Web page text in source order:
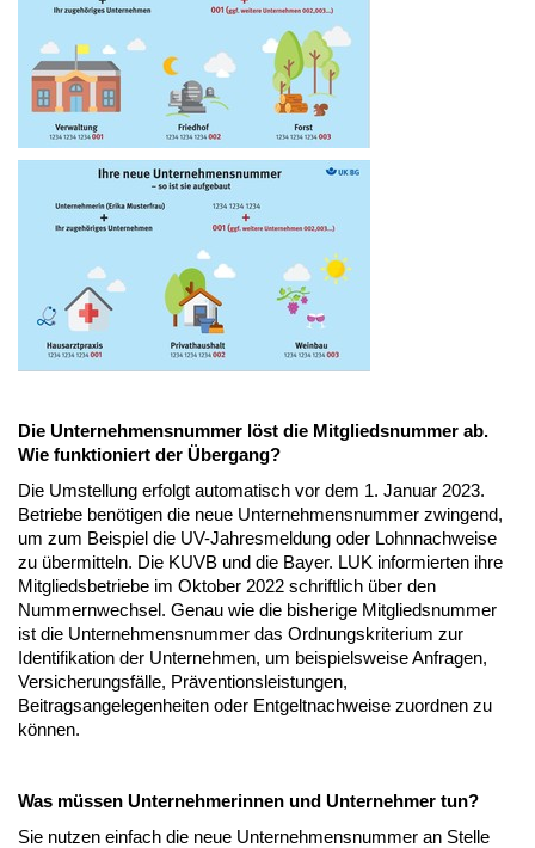
Die Unternehmensnummer löst die Mitgliedsnummer ab.
Wie funktioniert der Übergang?
Die Umstellung erfolgt automatisch vor dem 1. Januar 2023.
Betriebe benötigen die neue Unternehmensnummer zwingend,
um zum Beispiel die UV-Jahresmeldung oder Lohnnachweise
zu übermitteln. Die KUVB und die Bayer. LUK informierten ihre
Mitgliedsbetriebe im Oktober 2022 schriftlich über den
Nummernwechsel. Genau wie die bisherige Mitgliedsnummer
ist die Unternehmensnummer das Ordnungskriterium zur
Identifikation der Unternehmen, um beispielsweise Anfragen,
Versicherungsfälle, Präventionsleistungen,
Beitragsangelegenheiten oder Entgeltnachweise zuordnen zu
können.
Was müssen Unternehmerinnen und Unternehmer tun?
Sie nutzen einfach die neue Unternehmensnummer an Stelle